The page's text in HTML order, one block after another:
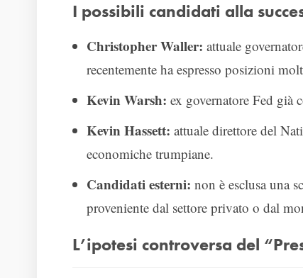
I possibili candidati alla
Christopher Waller: attuale
recentemente ha espresso posizioni
Kevin Warsh: ex governatore Fed già
Kevin Hassett: attuale direttore del
economiche trumpiane.
Candidati esterni: non è esclusa una
proveniente dal settore privato o dal
L’ipotesi controversa del